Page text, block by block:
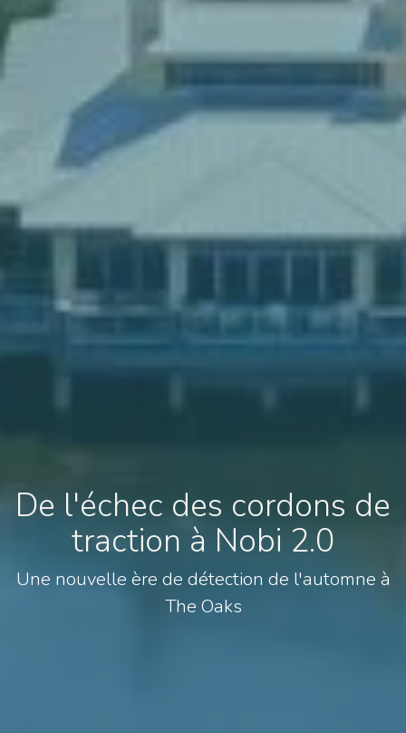
De l'échec des cordons de
traction à Nobi 2.0
Une nouvelle ère de détection de l'automne à
The Oaks